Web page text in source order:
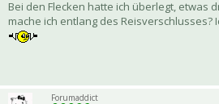
Bei den Flecken hatte ich überlegt, etwas
mache ich entlang des Reisverschlusses?
Forumaddict